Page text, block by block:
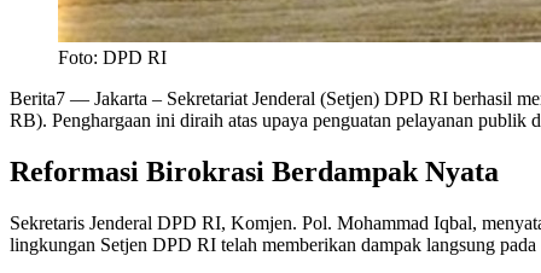
Foto: DPD RI
Berita7 — Jakarta – Sekretariat Jenderal (Setjen) DPD RI berhasil
RB). Penghargaan ini diraih atas upaya penguatan pelayanan publik
Reformasi Birokrasi Berdampak Nyata
Sekretaris Jenderal DPD RI, Komjen. Pol. Mohammad Iqbal,
lingkungan Setjen DPD RI telah memberikan dampak langsung